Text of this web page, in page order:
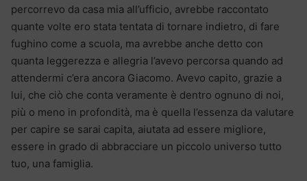
percorrevo da casa mia all’ufficio, avrebbe raccontato
quante volte ero stata tentata di tornare indietro, di fare
fughino come a scuola, ma avrebbe anche detto con
quanta leggerezza e allegria l’avevo percorsa quando ad
attendermi c’era ancora Giacomo. Avevo capito, grazie a
lui, che ciò che conta veramente è dentro ognuno di noi,
più o meno in profondità, ma è quella l’essenza da valutare
per capire se sarai capita, aiutata ad essere migliore,
essere in grado di abbracciare un piccolo universo tutto
tuo, una famiglia.